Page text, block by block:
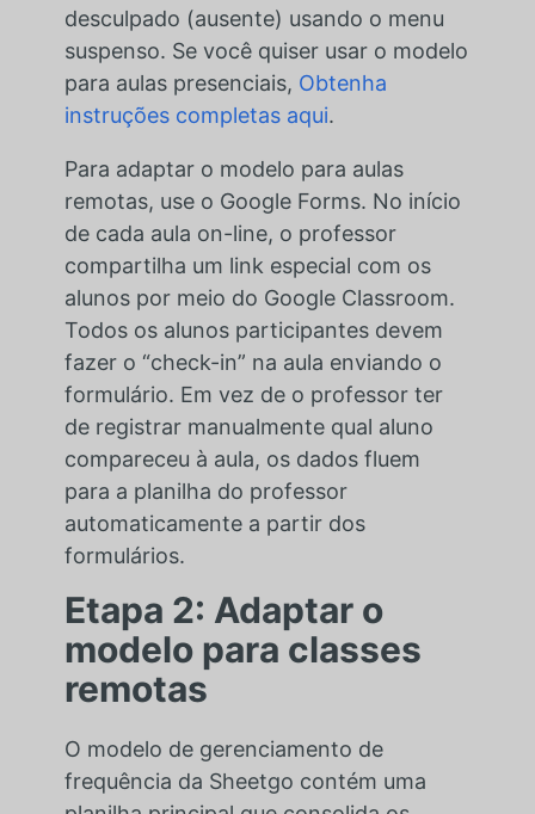
desculpado (ausente) usando o menu
suspenso. Se você quiser usar o modelo
para aulas presenciais, Obtenha
instruções completas aqui.
Para adaptar o modelo para aulas
remotas, use o Google Forms. No início
de cada aula on-line, o professor
compartilha um link especial com os
alunos por meio do Google Classroom.
Todos os alunos participantes devem
fazer o “check-in” na aula enviando o
formulário. Em vez de o professor ter
de registrar manualmente qual aluno
compareceu à aula, os dados fluem
para a planilha do professor
automaticamente a partir dos
formulários.
Etapa 2: Adaptar o
modelo para classes
remotas
O modelo de gerenciamento de
frequência da Sheetgo contém uma